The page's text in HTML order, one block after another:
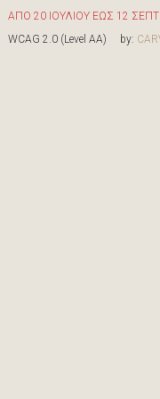
ΑΠΟ 20 ΙΟΥΛΙΟΥ ΕΩΣ 12
WCAG 2.0 (Level AA) by: